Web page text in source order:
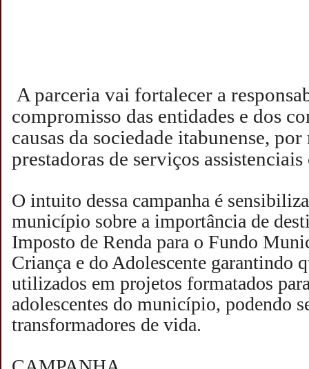
A parceria vai fortalecer a
compromisso das entidades e dos
causas da sociedade itabunense,
prestadoras de serviços
O intuito dessa campanha é
município sobre a importância de
Imposto de Renda para o Fundo
Criança e do Adolescente garantindo
utilizados em projetos formatados
adolescentes do município, podendo
transformadores de vida.